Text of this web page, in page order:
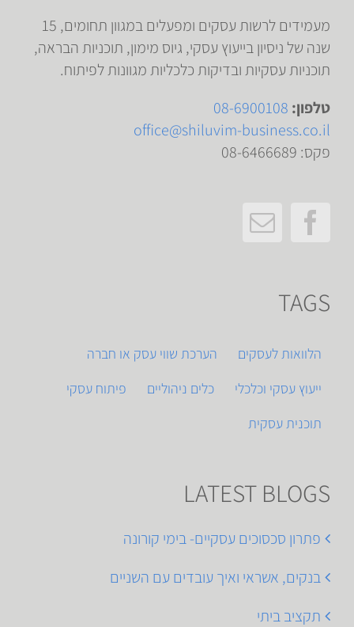
מעמידים לרשות עסקים ומפעלים במגוון תחומים, 15
שנה של ניסיון בייעוץ עסקי, גיוס מימון, תוכניות הבראה,
תוכניות עסקיות ובדיקות כלכליות מגוונות לפיתוח.
טלפון: 08-6900108
office@shiluvim-business.co.il
פקס: 08-6466689
TAGS
הלוואות לעסקים
הערכת שווי עסק או חברה
ייעוץ עסקי וכלכלי
כלים ניהוליים
פיתוח עסקי
תוכנית עסקית
LATEST BLOGS
פתרון סכסוכים עסקיים- בימי קורונה
בנקים, אשראי ואיך עובדים עם השניים
תקציב ביתי